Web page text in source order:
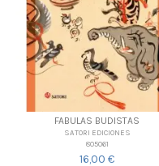
FABULAS BUDISTAS
SATORI EDICIONES
805061
16,00 €